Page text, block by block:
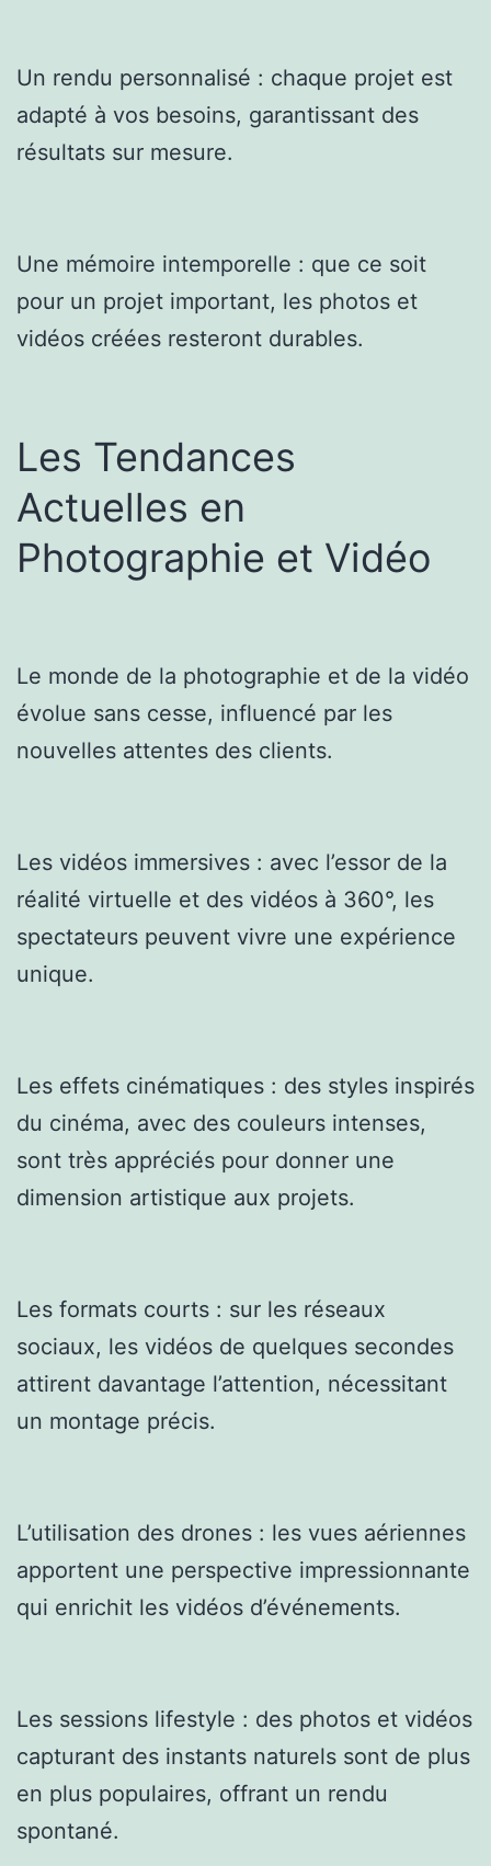
Un rendu personnalisé : chaque projet est
adapté à vos besoins, garantissant des
résultats sur mesure.
Une mémoire intemporelle : que ce soit
pour un projet important, les photos et
vidéos créées resteront durables.
Les Tendances
Actuelles en
Photographie et Vidéo
Le monde de la photographie et de la vidéo
évolue sans cesse, influencé par les
nouvelles attentes des clients.
Les vidéos immersives : avec l’essor de la
réalité virtuelle et des vidéos à 360°, les
spectateurs peuvent vivre une expérience
unique.
Les effets cinématiques : des styles inspirés
du cinéma, avec des couleurs intenses,
sont très appréciés pour donner une
dimension artistique aux projets.
Les formats courts : sur les réseaux
sociaux, les vidéos de quelques secondes
attirent davantage l’attention, nécessitant
un montage précis.
L’utilisation des drones : les vues aériennes
apportent une perspective impressionnante
qui enrichit les vidéos d’événements.
Les sessions lifestyle : des photos et vidéos
capturant des instants naturels sont de plus
en plus populaires, offrant un rendu
spontané.